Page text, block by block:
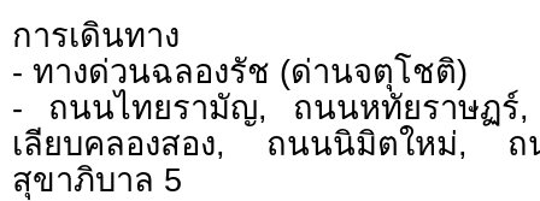
การเดินทาง
- ทางด่วนฉลองรัช (ด่านจตุโชติ)
- ถนนไทยรามัญ, ถนนหทัยราษฏ
เลียบคลองสอง, ถนนนิมิตใหม่,
สุขาภิบาล 5